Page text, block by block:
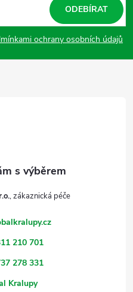
ochrany osobních údajů
ODEBÍRAT
210 701
278 331
Kralupy